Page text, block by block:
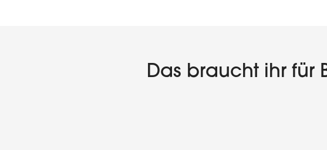
Das braucht ihr für